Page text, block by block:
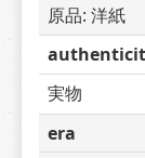
原品: 洋紙
実物
era